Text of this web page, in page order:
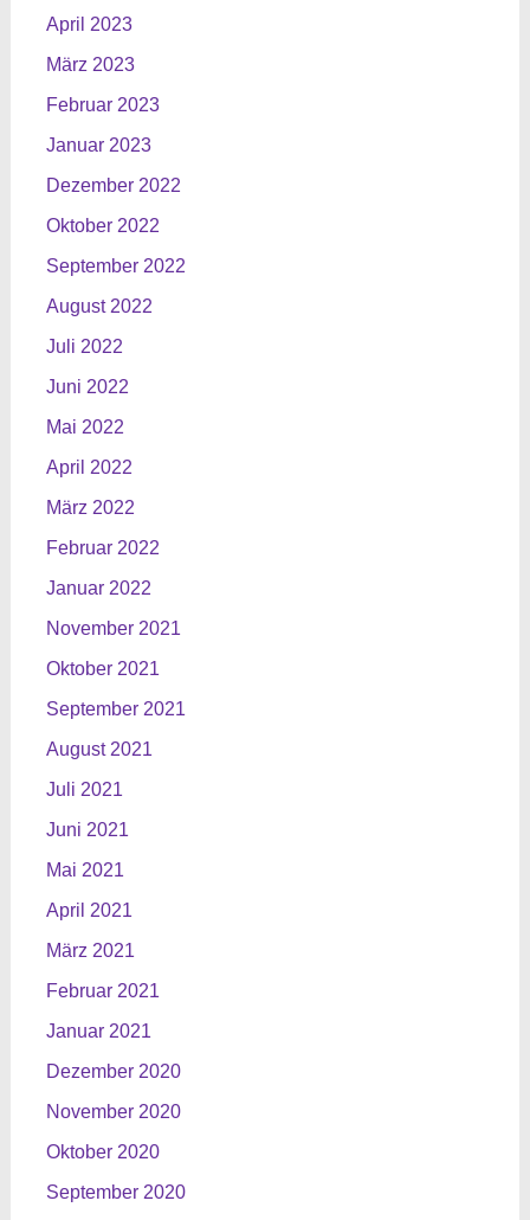
April 2023
März 2023
Februar 2023
Januar 2023
Dezember 2022
Oktober 2022
September 2022
August 2022
Juli 2022
Juni 2022
Mai 2022
April 2022
März 2022
Februar 2022
Januar 2022
November 2021
Oktober 2021
September 2021
August 2021
Juli 2021
Juni 2021
Mai 2021
April 2021
März 2021
Februar 2021
Januar 2021
Dezember 2020
November 2020
Oktober 2020
September 2020